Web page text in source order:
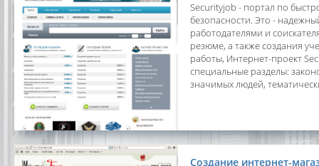
Securityjob - портал по
безопасности. Это -
работодателями и
резюме, а также создания
работы, Интернет-проект
специальные разделы:
значимых людей,
Создание интернет-